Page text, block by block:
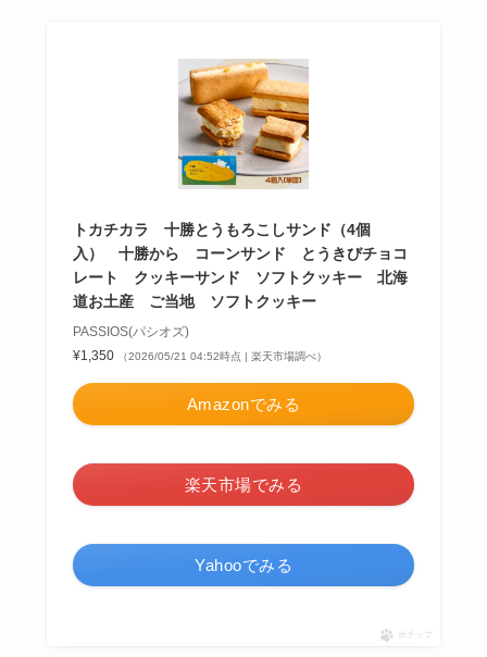
トカチカラ 十勝とうもろこしサンド（4個
入） 十勝から コーンサンド とうきびチョコ
レート クッキーサンド ソフトクッキー 北海
道お土産 ご当地 ソフトクッキー
PASSIOS(パシオズ)
¥1,350
（2026/05/21 04:52時点 | 楽天市場調べ）
Amazonでみる
楽天市場でみる
Yahooでみる
ポチップ